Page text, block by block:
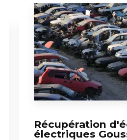
Récupération
électriques